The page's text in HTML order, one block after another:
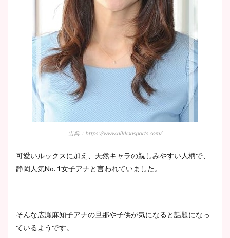
出典：https://www.nikkansports.com/
可愛いルックスに加え、天然キャラの親しみやすい人柄で、
静岡人気No. 1女子アナと言われていました。
そんな広瀬麻知子アナの旦那や子供が気になると話題になっ
ているようです。